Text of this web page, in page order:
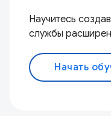
Научитесь
службы
Начать